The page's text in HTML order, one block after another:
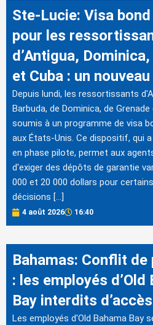
Ste-Lucie: Visa
pour les
d’Antigua,
et Cuba : un
Depuis lundi, les ressortissants
Barbuda, de Dominica, de
soumis à un programme de visa
aux États-Unis. Ce dispositif, qui
en phase pilote, permet aux
d'exiger des dépôts de garantie
000 et 20 000 dollars pour
décisions […]
4 août 2026 16:40
Bahamas: Conflit
: les employés d’Old
Bay interdits d’accès
Les employés d'Old Bahama Bay